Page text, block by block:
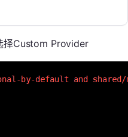
择Custom Provider